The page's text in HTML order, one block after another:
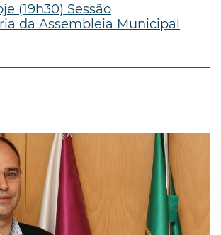
(19h30) Sessão
da Assembleia Municipal